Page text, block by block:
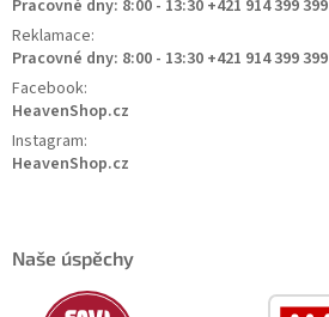
Pracovné dny: 8:00 - 13:30 +421 914 399 399
Reklamace:
Pracovné dny: 8:00 - 13:30 +421 914 399 399
Facebook:
HeavenShop.cz
Instagram:
HeavenShop.cz
Naše úspěchy